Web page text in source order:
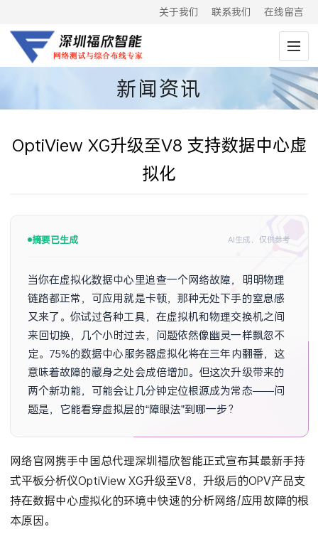
关于我们 联系我们 在线留言
新闻资讯
OptiView XG升级至V8 支持数据中心虚
拟化
摘要已生成 AI生成，仅供参考
当你在虚拟化数据中心里追查一个网络故障，明明物理
链路都正常，可应用就是卡顿，那种无处下手的窒息感
又来了。你试过各种工具，在虚拟机和物理交换机之间
来回切换，几个小时过去，问题依然像幽灵一样飘忽不
定。75%的数据中心服务器虚拟化将在三年内翻番，这
意味着故障的藏身之处会成倍增加。但这次升级带来的
两个新功能，可能会让几分钟定位根源成为常态——问
题是，它能看穿虚拟层的“障眼法”到哪一步？
网络官网携手中国总代理深圳福欣智能正式宣布其最新手持
式平板分析仪OptiView XG升级至V8，升级后的OPV产品支
持在数据中心虚拟化的环境中快速的分析网络/应用故障的根
本原因。